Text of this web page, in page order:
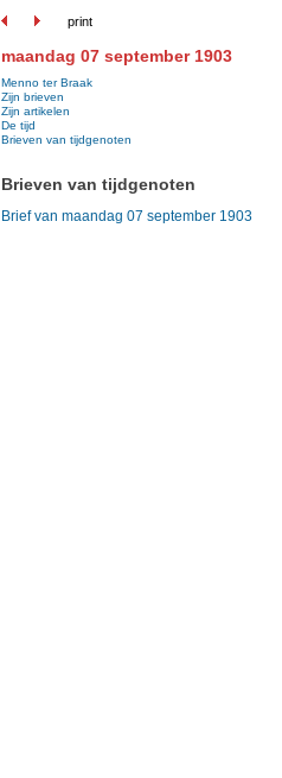
print
maandag 07 september 1903
Menno ter Braak
Zijn brieven
Zijn artikelen
De tijd
Brieven van tijdgenoten
Brieven van tijdgenoten
Brief van maandag 07 september 1903